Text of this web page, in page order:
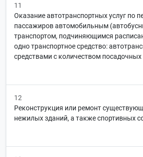
11
Оказание автотранспортных услуг по
пассажиров автомобильным
транспортом, подчиняющимся
одно транспортное средство:
средствами с количеством
12
Реконструкция или ремонт
нежилых зданий, а также спортивных